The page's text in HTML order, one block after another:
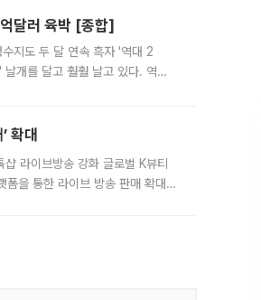
달러 육박 [종합]
지도 두 달 연속 흑자 '역대 2
개를 달고 훨훨 날고 있다. 역대
확대
라이브방송 강화 글로벌 K뷰티
폼을 통한 라이브 방송 판매 확대에